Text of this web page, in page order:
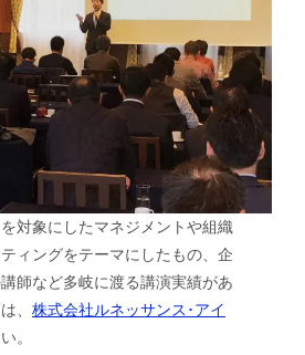
対象にしたマネジメントや組織
ィングをテーマにしたもの、企
師など多岐に渡る講演実績があ
、株式会社ルネッサンス･アイ
。